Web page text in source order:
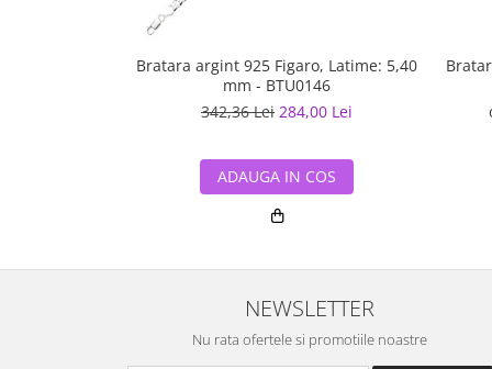
Bratara argint 925 Figaro, Latime: 5,40
mm - BTU0146
342,36 Lei 284,00 Lei
ADAUGA IN COS
NEWSLETTER
Nu rata ofertele si promotiile noastre